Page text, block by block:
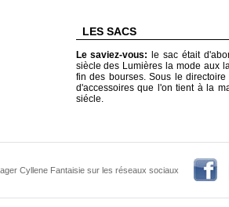
LES SACS
Le saviez-vous:
le sac était
siècle des Lumières la mode aux
fin des bourses. Sous le
d'accessoires que l'on tient à la
siécle.
Cyllene Fantaisie sur les réseaux sociaux